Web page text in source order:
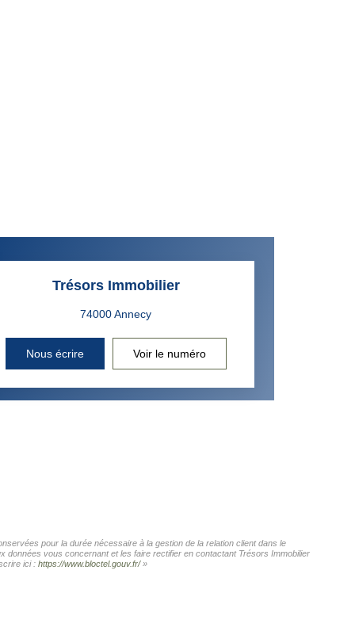
Trésors Immobilier
Nous écrire Voir le numéro
pour la durée nécessaire à la gestion de la relation client dans le
vous concernant et les faire rectifier en contactant Trésors Immobilier
ici : https://www.bloctel.gouv.fr/»